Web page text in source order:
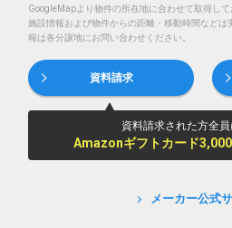
GoogleMapより物件の所在地に合わせて取得し
施設情報および物件からの距離・移動時間など
報は各分譲地にお問い合わせください。
資料請求
資料請求された方全員
Amazonギフトカード
メーカー公式